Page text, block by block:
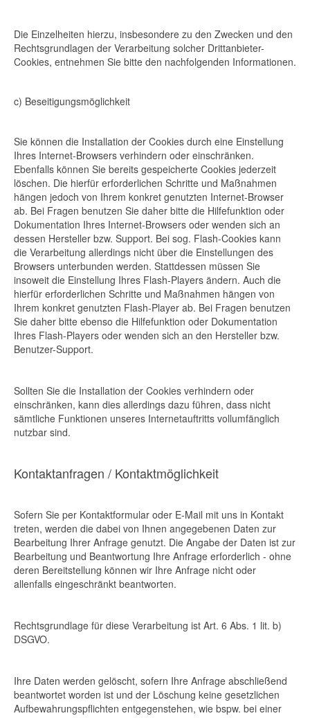
Die Einzelheiten hierzu, insbesondere zu den Zwecken und den
Rechtsgrundlagen der Verarbeitung solcher Drittanbieter-
Cookies, entnehmen Sie bitte den nachfolgenden Informationen.
c) Beseitigungsmöglichkeit
Sie können die Installation der Cookies durch eine Einstellung
Ihres Internet-Browsers verhindern oder einschränken.
Ebenfalls können Sie bereits gespeicherte Cookies jederzeit
löschen. Die hierfür erforderlichen Schritte und Maßnahmen
hängen jedoch von Ihrem konkret genutzten Internet-Browser
ab. Bei Fragen benutzen Sie daher bitte die Hilfefunktion oder
Dokumentation Ihres Internet-Browsers oder wenden sich an
dessen Hersteller bzw. Support. Bei sog. Flash-Cookies kann
die Verarbeitung allerdings nicht über die Einstellungen des
Browsers unterbunden werden. Stattdessen müssen Sie
insoweit die Einstellung Ihres Flash-Players ändern. Auch die
hierfür erforderlichen Schritte und Maßnahmen hängen von
Ihrem konkret genutzten Flash-Player ab. Bei Fragen benutzen
Sie daher bitte ebenso die Hilfefunktion oder Dokumentation
Ihres Flash-Players oder wenden sich an den Hersteller bzw.
Benutzer-Support.
Sollten Sie die Installation der Cookies verhindern oder
einschränken, kann dies allerdings dazu führen, dass nicht
sämtliche Funktionen unseres Internetauftritts vollumfänglich
nutzbar sind.
Kontaktanfragen / Kontaktmöglichkeit
Sofern Sie per Kontaktformular oder E-Mail mit uns in Kontakt
treten, werden die dabei von Ihnen angegebenen Daten zur
Bearbeitung Ihrer Anfrage genutzt. Die Angabe der Daten ist zur
Bearbeitung und Beantwortung Ihre Anfrage erforderlich - ohne
deren Bereitstellung können wir Ihre Anfrage nicht oder
allenfalls eingeschränkt beantworten.
Rechtsgrundlage für diese Verarbeitung ist Art. 6 Abs. 1 lit. b)
DSGVO.
Ihre Daten werden gelöscht, sofern Ihre Anfrage abschließend
beantwortet worden ist und der Löschung keine gesetzlichen
Aufbewahrungspflichten entgegenstehen, wie bspw. bei einer